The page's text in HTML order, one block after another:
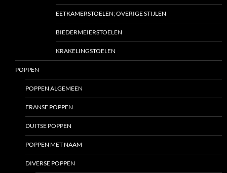
EETKAMERSTOELEN; OVERIGE STIJLEN
BIEDERMEIERSTOELEN
KRAKELINGSTOELEN
POPPEN
POPPEN ALGEMEEN
FRANSE POPPEN
DUITSE POPPEN
POPPEN MET NAAM
DIVERSE POPPEN